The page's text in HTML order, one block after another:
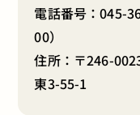
電話番号：045-
00）
住所：〒246-
東3-55-1